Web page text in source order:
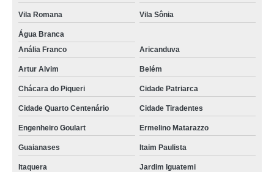
Vila Romana Vila Sônia
Água Branca
Anália Franco
Aricanduva
Artur Alvim Belém
Chácara do Piqueri Cidade Patriarca
Cidade Quarto Centenário Cidade Tiradentes
Engenheiro Goulart Ermelino Matarazzo
Guaianases Itaim Paulista
Itaquera Jardim Iguatemi